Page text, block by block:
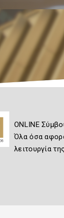
ONLINE
Όλα όσα
λειτουργία